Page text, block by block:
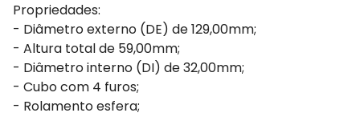
Propriedades:
- Diâmetro externo (DE) de 129,00mm;
- Altura total de 59,00mm;
- Diâmetro interno (DI) de 32,00mm;
- Cubo com 4 furos;
- Rolamento esfera;